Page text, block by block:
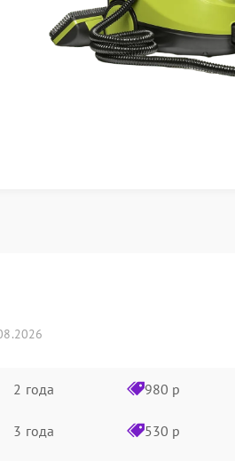
2 года 980 р
3 года 530 р